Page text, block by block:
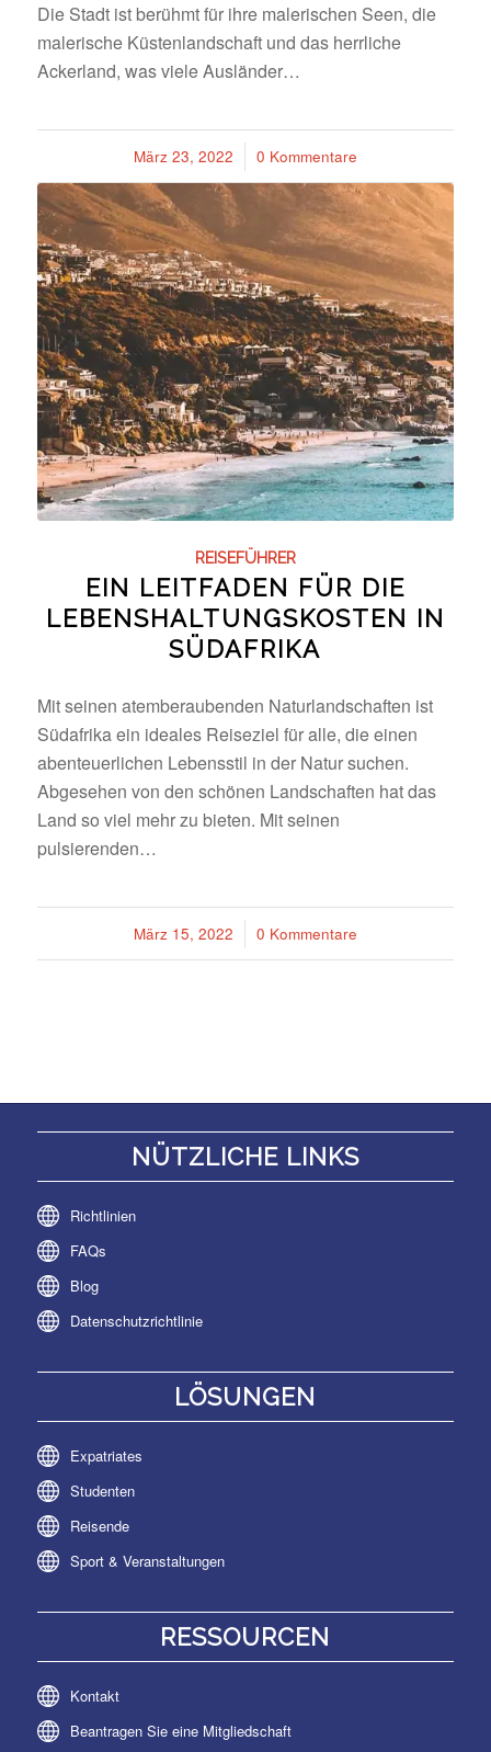
Die Stadt ist berühmt für ihre malerischen Seen, die
malerische Küstenlandschaft und das herrliche
Ackerland, was viele Ausländer…
März 23, 2022
/ 0 Kommentare
REISEFÜHRER
EIN LEITFADEN FÜR DIE
LEBENSHALTUNGSKOSTEN IN
SÜDAFRIKA
Mit seinen atemberaubenden Naturlandschaften ist
Südafrika ein ideales Reiseziel für alle, die einen
abenteuerlichen Lebensstil in der Natur suchen.
Abgesehen von den schönen Landschaften hat das
Land so viel mehr zu bieten. Mit seinen
pulsierenden…
März 15, 2022
/ 0 Kommentare
NÜTZLICHE LINKS
Richtlinien
FAQs
Blog
Datenschutzrichtlinie
LÖSUNGEN
Expatriates
Studenten
Reisende
Sport & Veranstaltungen
RESSOURCEN
Kontakt
Beantragen Sie eine Mitgliedschaft